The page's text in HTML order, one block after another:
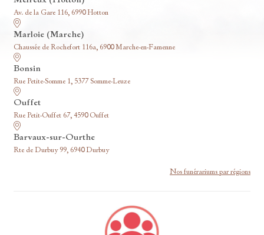
Av. de la Gare 116, 6990 Hotton
Marloie (Marche)
Chaussée de Rochefort 116a, 6900 Marche-en-Famenne
Bonsin
Rue Petite-Somme 1, 5377 Somme-Leuze
Ouffet
Rue Petit-Ouffet 67, 4590 Ouffet
Barvaux-sur-Ourthe
Rte de Durbuy 99, 6940 Durbuy
Nos funérariums par régions